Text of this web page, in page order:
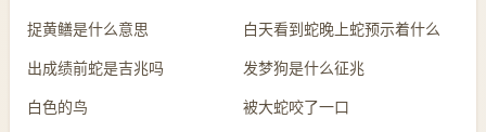
捉黄鳝是什么意思 白天看到蛇晚上蛇预示着什么
出成绩前蛇是吉兆吗 发梦狗是什么征兆
白色的鸟 被大蛇咬了一口